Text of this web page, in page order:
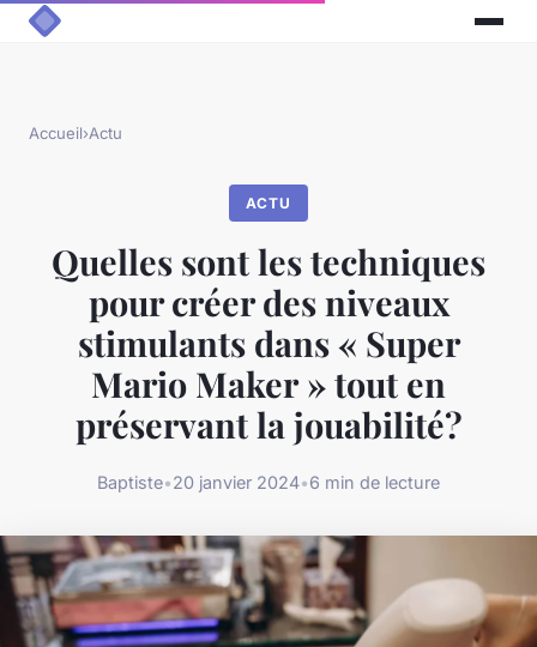
Accueil›Actu
ACTU
Quelles sont les techniques
pour créer des niveaux
stimulants dans « Super
Mario Maker » tout en
préservant la jouabilité?
Baptiste•20 janvier 2024•6 min de lecture